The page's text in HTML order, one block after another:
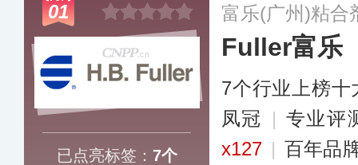
01
已点亮标签： 7个
富乐(广州)粘合
Fuller富乐
7个行业上榜十
凤冠 | 专业​评
x127 | 百年品